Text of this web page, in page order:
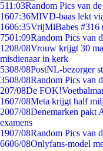
511:03Random Pics van
1607:36MIVD-baas lekt
1606:35VrijMiBabes #316
7501:09Random Pics van
1208/08Vrouw krijgt 30
misdienaar in kerk
5308/08PostNL-bezorger
3508/08Random Pics van
207/08De
1607/08Meta krijgt half
2007/08Denemarken pakt
examens
1907/08Random Pics van
6606/08Onlyfans-model